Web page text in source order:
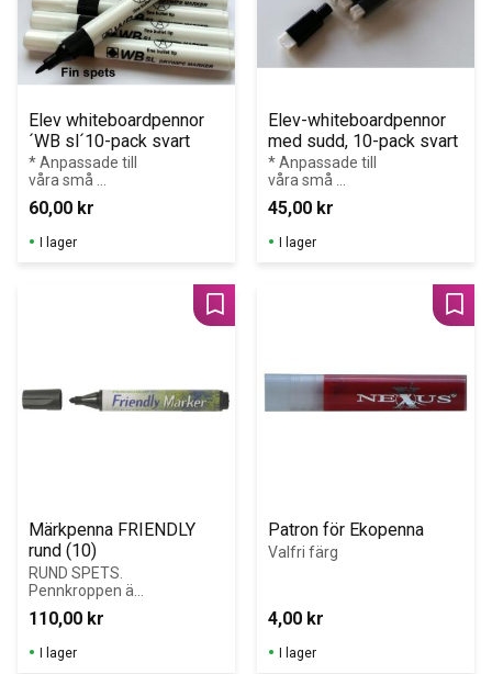
Elev whiteboardpennor
´WB sl´10-pack svart
* Anpassade till
våra små
whiteboardtavlor
60,00 kr
I lager
Elev-whiteboardpennor
med sudd, 10-pack svart
* Anpassade till
våra små
whiteboardtavlor
45,00 kr
I lager
Märkpenna FRIENDLY
rund (10)
RUND SPETS.
Pennkroppen är
tillverkad av
återvunnet
papper vilket
minskar
110,00 kr
Lägg till i favoriter
I lager
Patron för Ekopenna
Valfri färg
4,00 kr
I lager